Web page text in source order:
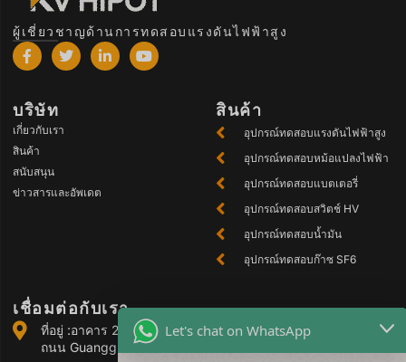
ผู้เชี่ยวชาญด้านการทดสอบแรงดันไฟฟ้าสูง
บริษัท
เกี่ยวกับเรา
สินค้า
สนับสนุน
ข่าวสารและอัพเดต
สินค้า
อุปกรณ์ทดสอบแรงดันไฟฟ้าสูง
อุปกรณ์ทดสอบหม้อแปลงไฟฟ้า
อุปกรณ์ทดสอบแบตเตอรี่
อุปกรณ์ทดสอบสวิตช์ HV
อุปกรณ์ทดสอบน้ำมัน
อุปกรณ์ทดสอบก๊าซ SF6
เชื่อมต่อกับเรา
ที่อยู่ :อาคาร 2 สวนอุตสาหกรรม Guanggu Power เลขที่ 308
ถนน Guanggu (เขต Jiangxia) หวู่ฮั่น จีน
Let's chat on WhatsApp